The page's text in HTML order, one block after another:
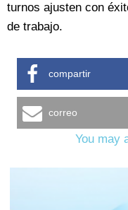
turnos ajusten con
de trabajo.
compartir
correo
You may